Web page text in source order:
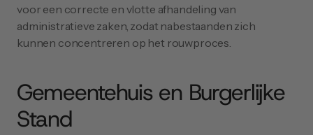
voor een correcte en vlotte afhandeling van
administratieve zaken, zodat nabestaanden zich
kunnen concentreren op het rouwproces.
Gemeentehuis en Burgerlijke
Stand